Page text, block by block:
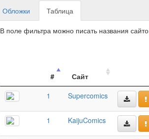
Обложки Таблица
В поле фильтра можно писать названия
#
Сайт
1
Supercomics
1 KaijuComics